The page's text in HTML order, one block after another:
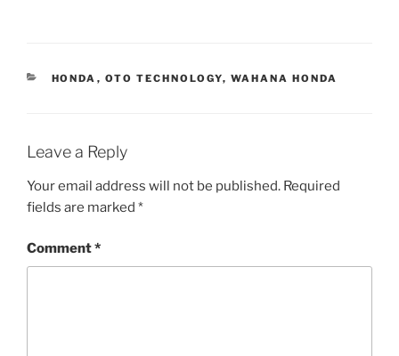
CATEGORIES
HONDA , OTO TECHNOLOGY, WAHANA HONDA
Leave a Reply
Your email address will not be published. Required
fields are marked *
Comment*